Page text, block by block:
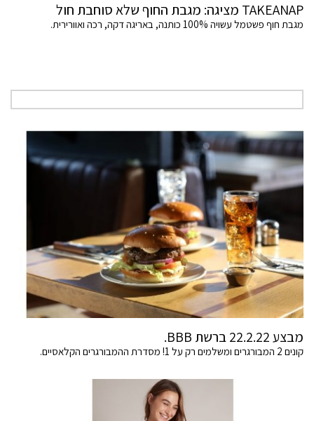
TAKEANAP מציגה: מגבת החוף שלא סוחבת חול
מגבת חוף פשטמל עשויה 100% כותנה, באריגה דקה, רכה ואוורירית.
מבצע 22.2.22 ברשת BBB.
קונים 2 המבורגרים ומשלמים רק על 1! מסדרת ההמבורגרים הקלאסיים.